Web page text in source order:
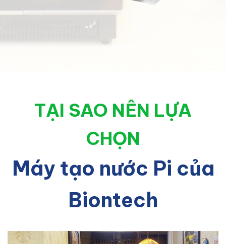
TẠI SAO NÊN LỰA
CHỌN
Máy tạo nước Pi của
Biontech